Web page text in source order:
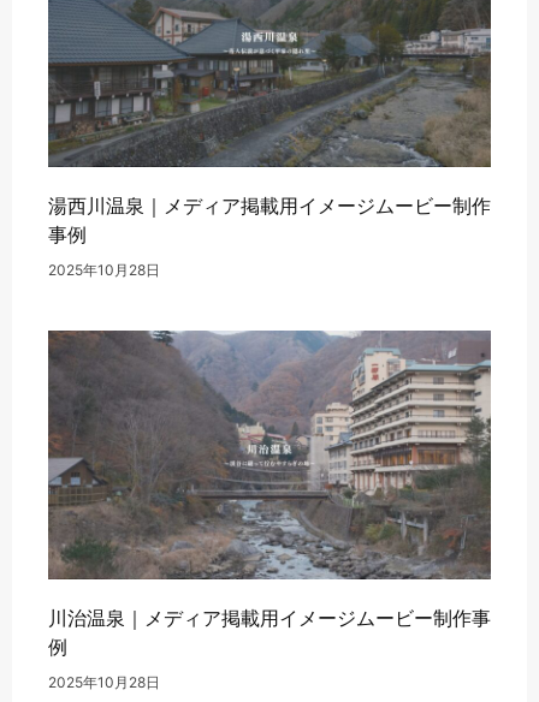
湯西川温泉｜メディア掲載用イメージムービー制作
事例
2025年10月28日
川治温泉｜メディア掲載用イメージムービー制作事
例
2025年10月28日